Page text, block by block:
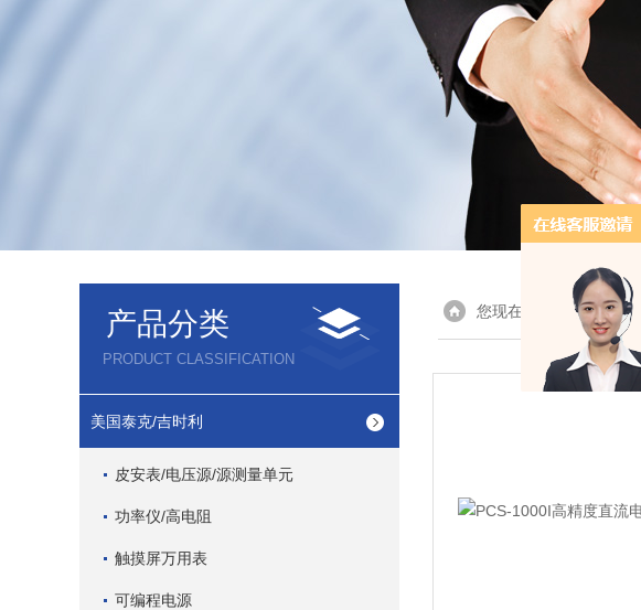
产品分类
PRODUCT CLASSIFICATION
美国泰克/吉时利
皮安表/电压源/源测量单元
功率仪/高电阻
触摸屏万用表
可编程电源
您现在的位置：首页>